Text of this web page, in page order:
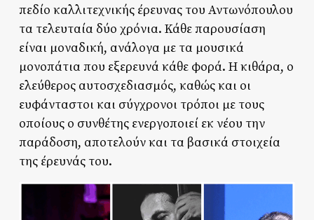
πεδίο καλλιτεχνικής έρευνας του Αντωνόπουλου
τα τελευταία δύο χρόνια. Κάθε παρουσίαση
είναι μοναδική, ανάλογα με τα μουσικά
μονοπάτια που εξερευνά κάθε φορά. Η κιθάρα, ο
ελεύθερος αυτοσχεδιασμός, καθώς και οι
ευφάνταστοι και σύγχρονοι τρόποι με τους
οποίους ο συνθέτης ενεργοποιεί εκ νέου την
παράδοση, αποτελούν και τα βασικά στοιχεία
της έρευνάς του.